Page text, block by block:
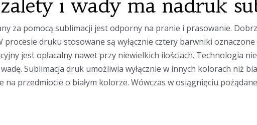
zalety i wady ma nadruk
za pomocą sublimacji jest odporny na pranie i prasowanie.
procesie druku stosowane są wyłącznie cztery barwniki
jest opłacalny nawet przy niewielkich ilościach. Technologia
Sublimacja druk umożliwia wyłącznie w innych kolorach niż
na przedmiocie o białym kolorze. Wówczas w osiągnięciu